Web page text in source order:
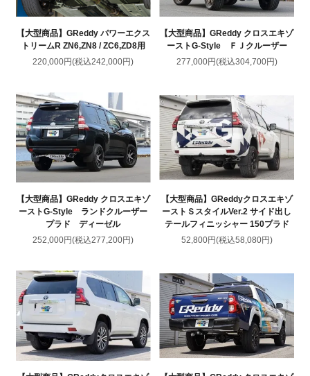
【大型商品】GReddy パワーエクス
トリームR ZN6,ZN8 / ZC6,ZD8用
220,000円(税込242,000円)
【大型商品】GReddy クロスエキゾ
ーストG-Style ＦＪクルーザー
277,000円(税込304,700円)
【大型商品】GReddy クロスエキゾ
ーストG-Style ランドクルーザー
プラド ディーゼル
252,000円(税込277,200円)
【大型商品】GReddyクロスエキゾ
ーストＳスタイルVer.2 サイド出し
テールフィニッシャー 150プラド
52,800円(税込58,080円)